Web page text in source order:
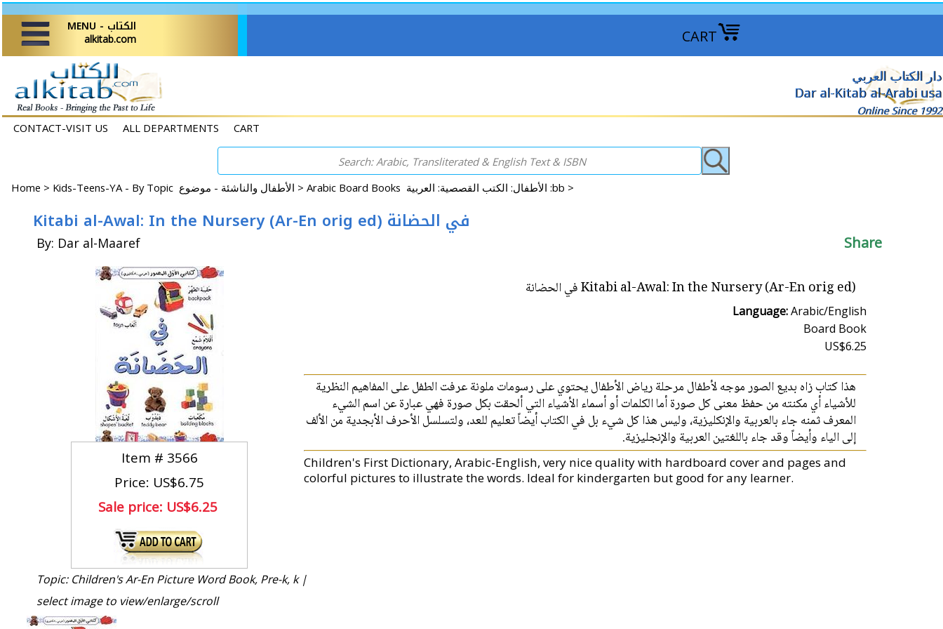
CART
MENU - الكتاب
alkitab.com
دار الكتاب العربي
Dar al-Kitab al-Arabi usa
Online Since 1992
CONTACT-VISIT US ALL DEPARTMENTS CART
Home > Kids-Teens-YA - By Topic الأطفال والناشئة - موضوع > Arabic Board Books الأطفال: الكتب القصصية: العربية :bb >
Kitabi al-Awal: In the Nursery (Ar-En orig ed) في الحضانة
By: Dar al-Maaref Share
Item # 3566
Price: US$6.75
Sale price: US$6.25
Kitabi al-Awal: In the Nursery (Ar-En orig ed) في الحضانة
Language:Arabic/English
Board Book
US$6.25
هذا كتاب زاه بديع الصور موجه لأطفال مرحلة رياض الأطفال يحتوي على رسومات ملونة عرفت الطفل على المفاهيم النظرية
للأشياء أي مكنته من حفظ معنى كل صورة أما الكلمات أو أسماء الأشياء التي ألحقت بكل صورة فهي عبارة عن اسم الشيء
المعرف ثمنه جاء بالعربية والإنكليزية، وليس هذا كل شيء بل في الكتاب أيضاً تعليم للعد، ولتسلسل الأحرف الأبجدية من الألف
إلى الياء وأيضاً وقد جاء باللغتين العربية والإنجليزية.
Children's First Dictionary, Arabic-English, very nice quality with hardboard cover and pages and
colorful pictures to illustrate the words. Ideal for kindergarten but good for any learner.
Topic: Children's Ar-En Picture Word Book, Pre-k, k |
select image to view/enlarge/scroll